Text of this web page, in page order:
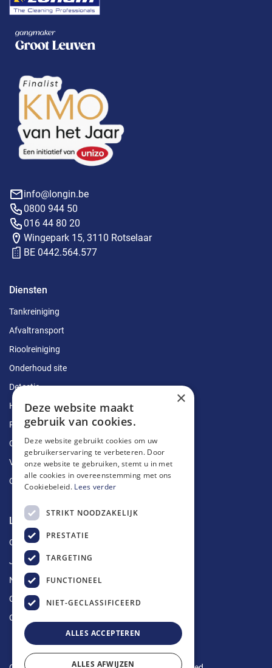
info@longin.be
0800 944 50
016 44 80 20
Wingepark 15, 3110 Rotselaar
BE 0442.564.577
Diensten
Tankreiniging
Afvaltransport
Rioolreiniging
Onderhoud site
Detectie
Herstellingen
Ruimingen
Ontstoppingen
Vetputten
Ontkalking
Longin Service
Over ons
Jobs
Nieuws
Contact
Offerte aanvragen
×
Deze website maakt
gebruik van cookies.
Deze website gebruikt cookies om uw
gebruikerservaring te verbeteren. Door
onze website te gebruiken, stemt u in met
alle cookies in overeenstemming met ons
Cookiebeleid. Lees verder
STRIKT NOODZAKELIJK
PRESTATIE
TARGETING
FUNCTIONEEL
NIET-GECLASSIFICEERD
ALLES ACCEPTEREN
ALLES AFWIJZEN